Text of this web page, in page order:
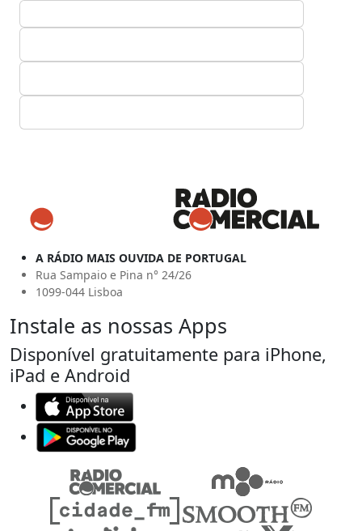
A RÁDIO MAIS OUVIDA DE PORTUGAL
Rua Sampaio e Pina n° 24/26
1099-044 Lisboa
Instale as nossas Apps
Disponível gratuitamente para iPhone,
iPad e Android